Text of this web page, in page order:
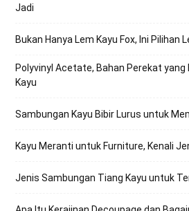
Jadi
Bukan Hanya Lem Kayu Fox, Ini Pilihan
Polyvinyl Acetate, Bahan Perekat yang
Kayu
Sambungan Kayu Bibir Lurus untuk
Kayu Meranti untuk Furniture, Kenali
Jenis Sambungan Tiang Kayu untuk